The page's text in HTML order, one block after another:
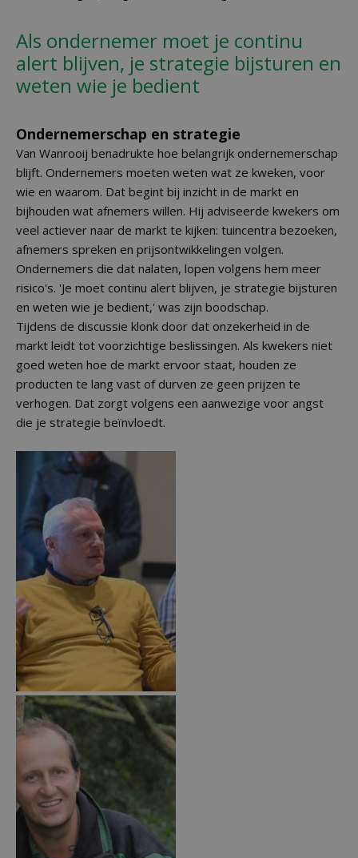
Als ondernemer moet je continu
alert blijven, je strategie bijsturen en
weten wie je bedient
Ondernemerschap en strategie
Van Wanrooij benadrukte hoe belangrijk ondernemerschap
blijft. Ondernemers moeten weten wat ze kweken, voor
wie en waarom. Dat begint bij inzicht in de markt en
bijhouden wat afnemers willen. Hij adviseerde kwekers om
veel actiever naar de markt te kijken: tuincentra bezoeken,
afnemers spreken en prijsontwikkelingen volgen.
Ondernemers die dat nalaten, lopen volgens hem meer
risico's. 'Je moet continu alert blijven, je strategie bijsturen
en weten wie je bedient,' was zijn boodschap.
Tijdens de discussie klonk door dat onzekerheid in de
markt leidt tot voorzichtige beslissingen. Als kwekers niet
goed weten hoe de markt ervoor staat, houden ze
producten te lang vast of durven ze geen prijzen te
verhogen. Dat zorgt volgens een aanwezige voor angst
die je strategie beïnvloedt.